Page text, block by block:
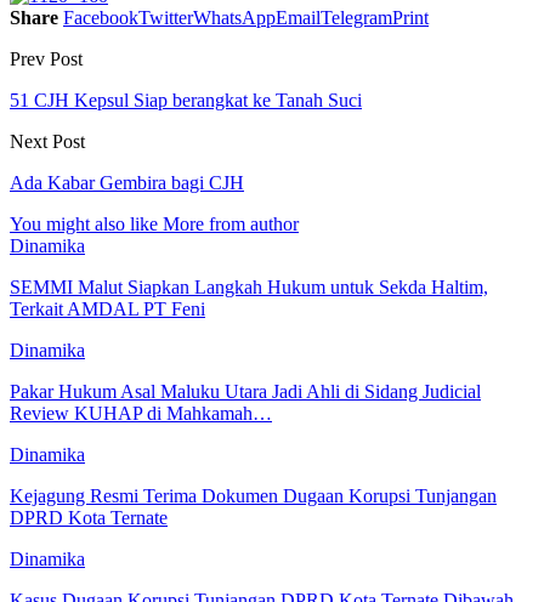
Share FacebookTwitterWhatsAppEmailTelegramPrint
Prev Post
51 CJH Kepsul Siap berangkat ke Tanah Suci
Next Post
Ada Kabar Gembira bagi CJH
You might also like More from author
Dinamika
SEMMI Malut Siapkan Langkah Hukum untuk Sekda Haltim,
Terkait AMDAL PT Feni
Dinamika
Pakar Hukum Asal Maluku Utara Jadi Ahli di Sidang Judicial
Review KUHAP di Mahkamah…
Dinamika
Kejagung Resmi Terima Dokumen Dugaan Korupsi Tunjangan
DPRD Kota Ternate
Dinamika